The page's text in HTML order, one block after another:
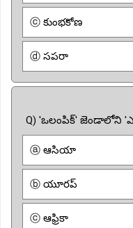
ⓒ కుంభకోణ
ⓓ సపరా
Q) 'ఒలంపిక్' జెండాలోని
ⓐ ఆసియా
ⓑ యూరప్
ⓒ ఆఫ్రికా